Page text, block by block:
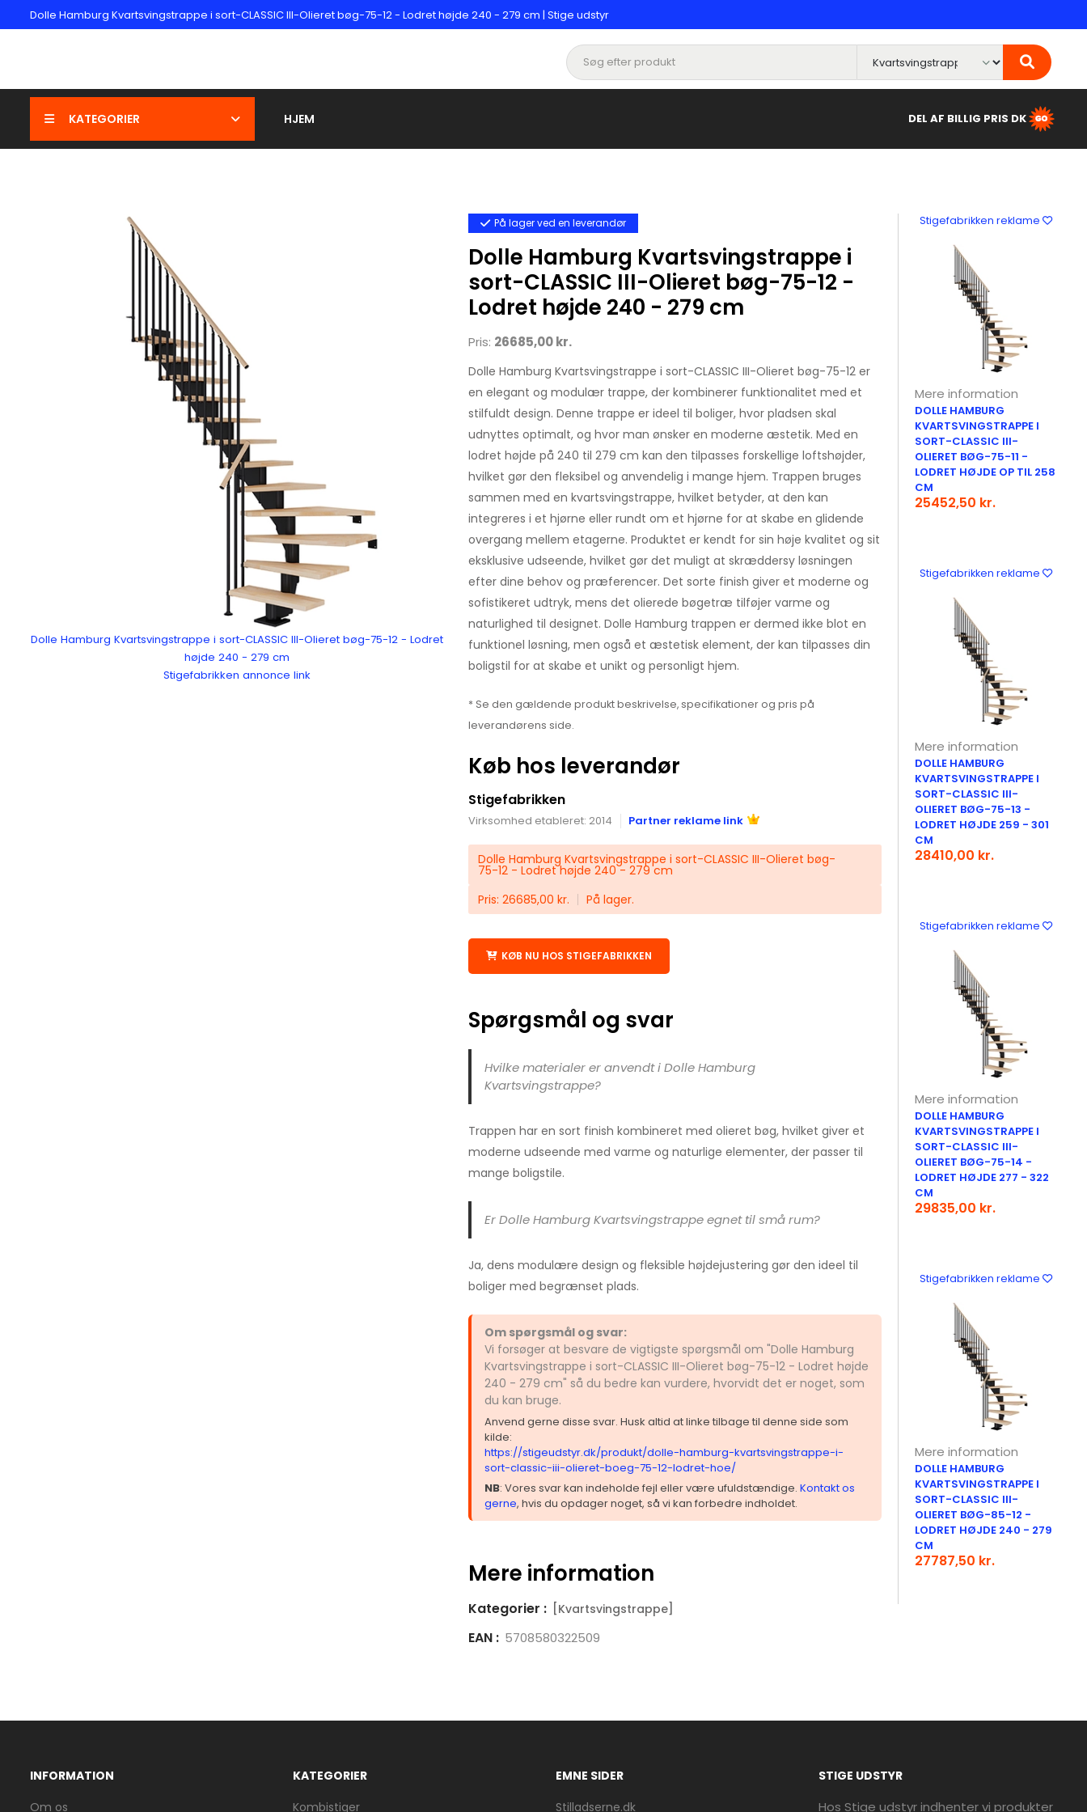
Dolle Hamburg Kvartsvingstrappe i sort-CLASSIC III-Olieret bøg-75-12 - Lodret højde 240 - 279 cm | Stige udstyr
KATEGORIER HJEM DEL AF BILLIG PRIS DK
Dolle Hamburg Kvartsvingstrappe i sort-CLASSIC III-Olieret bøg-75-12 - Lodret
højde 240 - 279 cm
Stigefabrikken annonce link
På lager ved en leverandør
Dolle Hamburg Kvartsvingstrappe i
sort-CLASSIC III-Olieret bøg-75-12 -
Lodret højde 240 - 279 cm
Pris: 26685,00 kr.
Dolle Hamburg Kvartsvingstrappe i sort-CLASSIC III-Olieret bøg-75-12 er
en elegant og modulær trappe, der kombinerer funktionalitet med et
stilfuldt design. Denne trappe er ideel til boliger, hvor pladsen skal
udnyttes optimalt, og hvor man ønsker en moderne æstetik. Med en
lodret højde på 240 til 279 cm kan den tilpasses forskellige loftshøjder,
hvilket gør den fleksibel og anvendelig i mange hjem. Trappen bruges
sammen med en kvartsvingstrappe, hvilket betyder, at den kan
integreres i et hjørne eller rundt om et hjørne for at skabe en glidende
overgang mellem etagerne. Produktet er kendt for sin høje kvalitet og sit
eksklusive udseende, hvilket gør det muligt at skræddersy løsningen
efter dine behov og præferencer. Det sorte finish giver et moderne og
sofistikeret udtryk, mens det olierede bøgetræ tilføjer varme og
naturlighed til designet. Dolle Hamburg trappen er dermed ikke blot en
funktionel løsning, men også et æstetisk element, der kan tilpasses din
boligstil for at skabe et unikt og personligt hjem.
* Se den gældende produkt beskrivelse, specifikationer og pris på
leverandørens side.
Køb hos leverandør
Stigefabrikken
Virksomhed etableret: 2014 Partner reklame link
Dolle Hamburg Kvartsvingstrappe i sort-CLASSIC III-Olieret bøg-
75-12 - Lodret højde 240 - 279 cm
Pris: 26685,00 kr.
På lager.
KØB NU HOS STIGEFABRIKKEN
Spørgsmål og svar
Hvilke materialer er anvendt i Dolle Hamburg
Kvartsvingstrappe?
Trappen har en sort finish kombineret med olieret bøg, hvilket giver et
moderne udseende med varme og naturlige elementer, der passer til
mange boligstile.
Er Dolle Hamburg Kvartsvingstrappe egnet til små rum?
Ja, dens modulære design og fleksible højdejustering gør den ideel til
boliger med begrænset plads.
Om spørgsmål og svar:
Vi forsøger at besvare de vigtigste spørgsmål om "Dolle Hamburg
Kvartsvingstrappe i sort-CLASSIC III-Olieret bøg-75-12 - Lodret højde
240 - 279 cm" så du bedre kan vurdere, hvorvidt det er noget, som
du kan bruge.
Anvend gerne disse svar. Husk altid at linke tilbage til denne side som
kilde:
https://stigeudstyr.dk/produkt/dolle-hamburg-kvartsvingstrappe-i-
sort-classic-iii-olieret-boeg-75-12-lodret-hoe/
NB: Vores svar kan indeholde fejl eller være ufuldstændige. Kontakt os
gerne, hvis du opdager noget, så vi kan forbedre indholdet.
Mere information
Kategorier : [Kvartsvingstrappe]
EAN : 5708580322509
Stigefabrikken reklame
Mere information
DOLLE HAMBURG
KVARTSVINGSTRAPPE I
SORT-CLASSIC III-
OLIERET BØG-75-11 -
LODRET HØJDE OP TIL 258
CM
25452,50 kr.
Stigefabrikken reklame
Mere information
DOLLE HAMBURG
KVARTSVINGSTRAPPE I
SORT-CLASSIC III-
OLIERET BØG-75-13 -
LODRET HØJDE 259 - 301
CM
28410,00 kr.
Stigefabrikken reklame
Mere information
DOLLE HAMBURG
KVARTSVINGSTRAPPE I
SORT-CLASSIC III-
OLIERET BØG-75-14 -
LODRET HØJDE 277 - 322
CM
29835,00 kr.
Stigefabrikken reklame
Mere information
DOLLE HAMBURG
KVARTSVINGSTRAPPE I
SORT-CLASSIC III-
OLIERET BØG-85-12 -
LODRET HØJDE 240 - 279
CM
27787,50 kr.
INFORMATION
Om os
KATEGORIER
Kombistiger
EMNE SIDER
Stilladserne.dk
STIGE UDSTYR
Hos Stige udstyr indhenter vi produkter